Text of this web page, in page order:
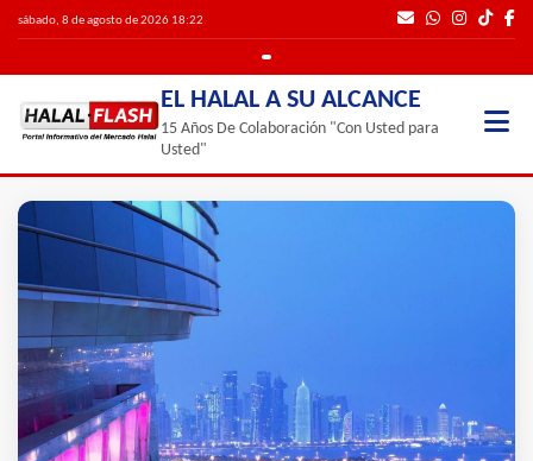
sábado, 8 de agosto de 2026 18:22
EL HALAL A SU ALCANCE
15 Años De Colaboración "Con Usted para
Usted"